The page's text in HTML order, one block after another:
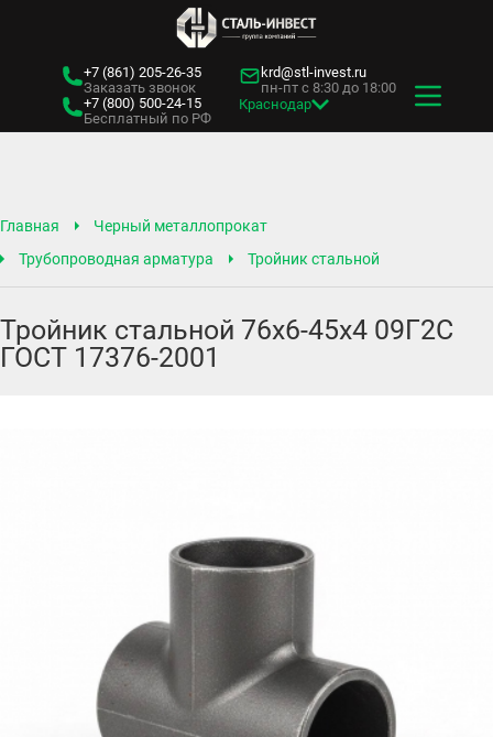
+7 (861) 205-26-35
Заказать звонок
+7 (800) 500-24-15
Бесплатный по РФ
krd@stl-invest.ru
пн-пт с 8:30 до 18:00
Краснодар
Главная
Черный металлопрокат
Трубопроводная арматура
Тройник стальной
Тройник стальной 76х6-45х4 09Г2С
ГОСТ 17376-2001